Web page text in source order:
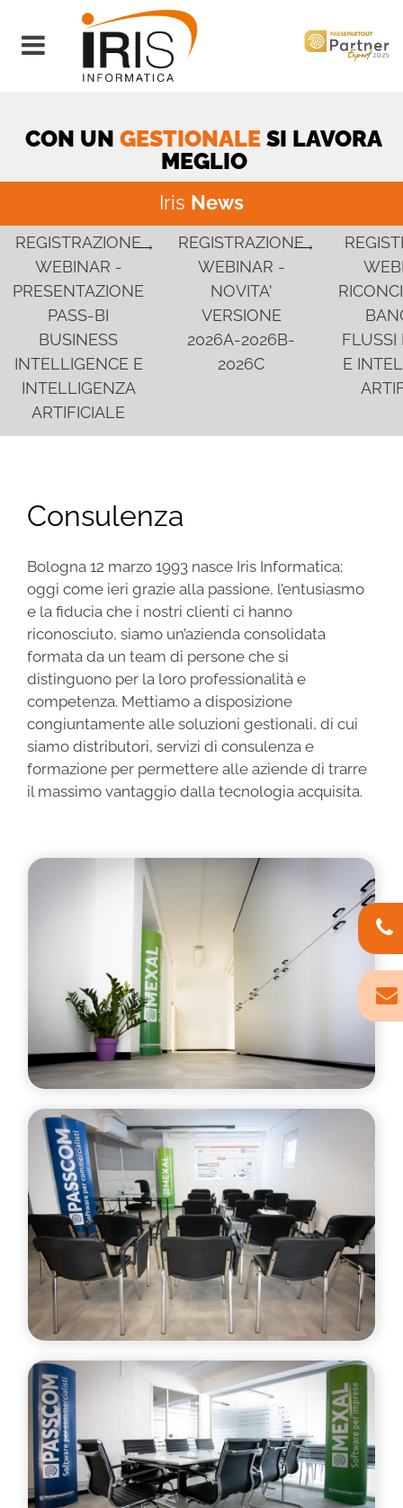
Open menu
CON UN GESTIONALE SI LAVORA
MEGLIO
Iris News
REGISTRAZIONE
WEBINAR -
PRESENTAZIONE
PASS-BI
BUSINESS
INTELLIGENCE E
INTELLIGENZA
ARTIFICIALE
REGISTRAZIONE
WEBINAR -
NOVITA'
VERSIONE
2026A-2026B-
2026C
FLUSSI
E
Consulenza
Bologna 12 marzo 1993 nasce Iris Informatica;
oggi come ieri grazie alla passione, l’entusiasmo
e la fiducia che i nostri clienti ci hanno
riconosciuto, siamo un’azienda consolidata
formata da un team di persone che si
distinguono per la loro professionalità e
competenza. Mettiamo a disposizione
congiuntamente alle soluzioni gestionali, di cui
siamo distributori, servizi di consulenza e
formazione per permettere alle aziende di trarre
il massimo vantaggio dalla tecnologia acquisita.